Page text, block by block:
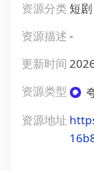
资源分类 短剧
资源描述-
更新时间
资源类型
资源地址